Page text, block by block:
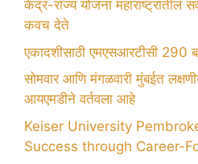
केंद्र-राज्य योजना महाराष्ट्रातील
कवच देते
एकादशीसाठी एमएसआरटीसी 290
सोमवार आणि मंगळवारी मुंबईत
आयएमडीने वर्तवला आहे
Keiser University
Success through Career-